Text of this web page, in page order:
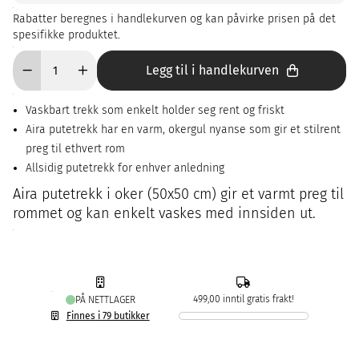
Rabatter beregnes i handlekurven og kan påvirke prisen på det
spesifikke produktet.
Legg til i handlekurven
Vaskbart trekk som enkelt holder seg rent og friskt
Aira putetrekk har en varm, okergul nyanse som gir et stilrent
preg til ethvert rom
Allsidig putetrekk for enhver anledning
Aira putetrekk i oker (50x50 cm) gir et varmt preg til
rommet og kan enkelt vaskes med innsiden ut.
PÅ NETTLAGER
Finnes i 79 butikker
499,00 inntil gratis frakt!